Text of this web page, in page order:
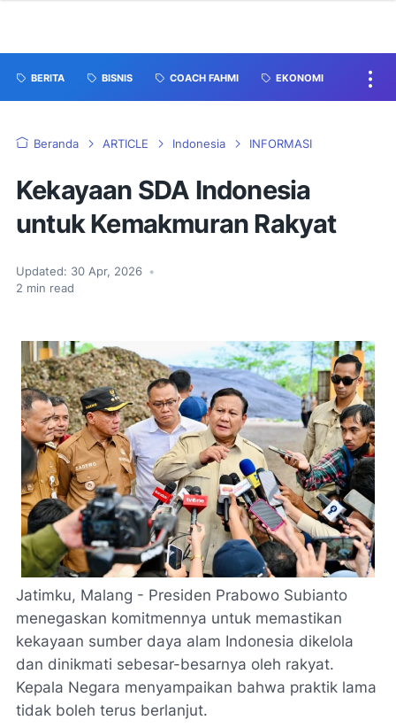
BERITA BISNIS COACH FAHMI EKONOMI
Beranda ARTICLE Indonesia INFORMASI
Kekayaan SDA Indonesia
untuk Kemakmuran Rakyat
Updated: 30 Apr, 2026 •
2 min read
Jatimku, Malang - Presiden Prabowo Subianto
menegaskan komitmennya untuk memastikan
kekayaan sumber daya alam Indonesia dikelola
dan dinikmati sebesar-besarnya oleh rakyat.
Kepala Negara menyampaikan bahwa praktik lama
tidak boleh terus berlanjut.